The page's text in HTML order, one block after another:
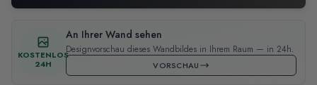
KOSTENLOS
24H
An Ihrer Wand sehen
Designvorschau dieses Wandbildes in Ihrem Raum — in 24h.
VORSCHAU